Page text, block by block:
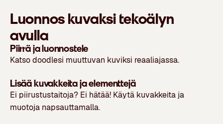
Luonnos kuvaksi tekoälyn
avulla
Piirrä ja luonnostele
Katso doodlesi muuttuvan kuviksi reaaliajassa.
Lisää kuvakkeita ja elementtejä
Ei piirustustaitoja? Ei hätää! Käytä kuvakkeita ja
muotoja napsauttamalla.